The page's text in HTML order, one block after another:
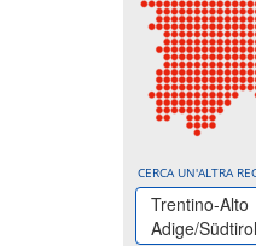
CERCA UN'ALTRA
Trentino-Alto
Adige/Südtirol